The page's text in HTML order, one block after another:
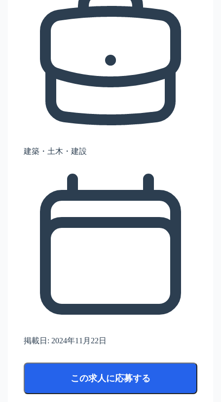
建築・土木・建設
掲載日: 2024年11月22日
この求人に応募する